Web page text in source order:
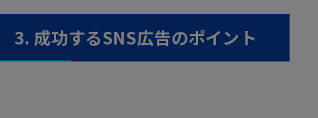
3. 成功するSNS広告のポイント